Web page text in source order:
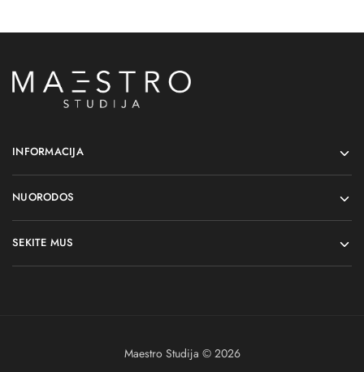
INFORMACIJA
NUORODOS
SEKITE MUS
Maestro Studija © 2026